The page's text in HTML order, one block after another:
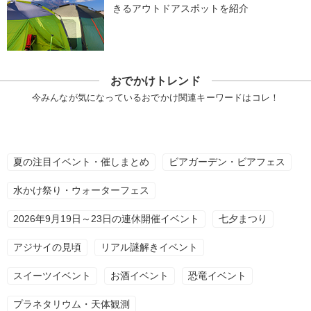
きるアウトドアスポットを紹介
おでかけトレンド
今みんなが気になっているおでかけ関連キーワードはコレ！
夏の注目イベント・催しまとめ ビアガーデン・ビアフェス
水かけ祭り・ウォーターフェス
2026年9月19日～23日の連休開催イベント 七夕まつり
アジサイの見頃 リアル謎解きイベント
スイーツイベント お酒イベント 恐竜イベント
プラネタリウム・天体観測